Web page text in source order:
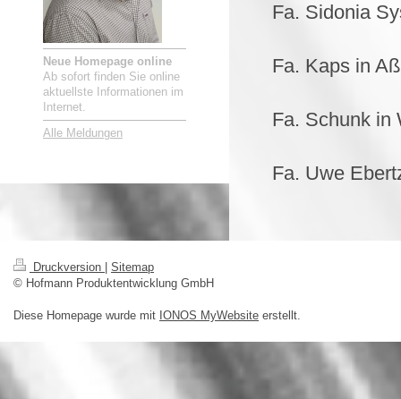
Fa. Sidonia
Fa. Kaps in
Fa. Schunk in
Fa. Uwe
Neue Homepage online
Ab sofort finden Sie online
aktuellste Informationen im
Internet.
Alle Meldungen
Druckversion
Sitemap
© Hofmann Produktentwicklung GmbH
Diese Homepage wurde mit IONOS MyWebsite erstellt.